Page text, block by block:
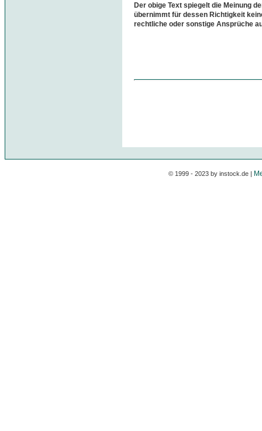
Der obige Text spiegelt die Meinung
übernimmt für dessen Richtigkeit
rechtliche oder sonstige Ansprüche
© 1999 - 2023 by instock.de |